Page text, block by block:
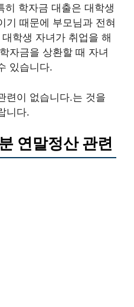
히 학자금 대출은 대학생
기 때문에 부모님과 전혀
학생 자녀가 취업을 해
자금을 상환할 때 자녀
있습니다.
련이 없습니다.는 것을
니다.
연말정산 관련